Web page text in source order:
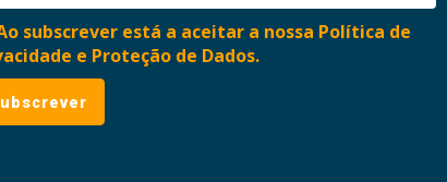
subscrever está a aceitar a nossa Política de
e Proteção de Dados.